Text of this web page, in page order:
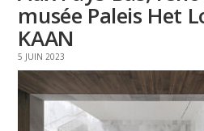
musée Paleis Het
KAAN
5 JUIN 2023